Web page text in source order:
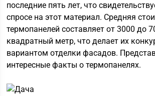
последние пять лет, что
спросе на этот материал. Средняя
термопанелей составляет от 3000 до
квадратный метр, что делает их
вариантом отделки фасадов.
интересные факты о термопанелях.